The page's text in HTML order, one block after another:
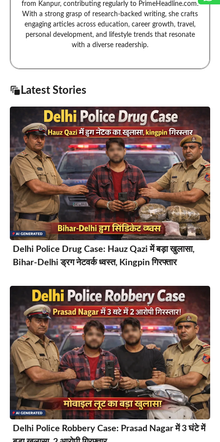
from Kanpur, contributing regularly to PrimeHeadline.com.
With a strong grasp of research-backed writing, she crafts
engaging articles across education, career growth, travel,
personal development, and lifestyle trends that resonate
with a diverse readership.
Latest Stories
Delhi Police Drug Case: Hauz Qazi में बड़ा खुलासा,
Bihar-Delhi ड्रग नेटवर्क ध्वस्त, Kingpin गिरफ्तार
Delhi Police Robbery Case: Prasad Nagar में 3 घंटे में